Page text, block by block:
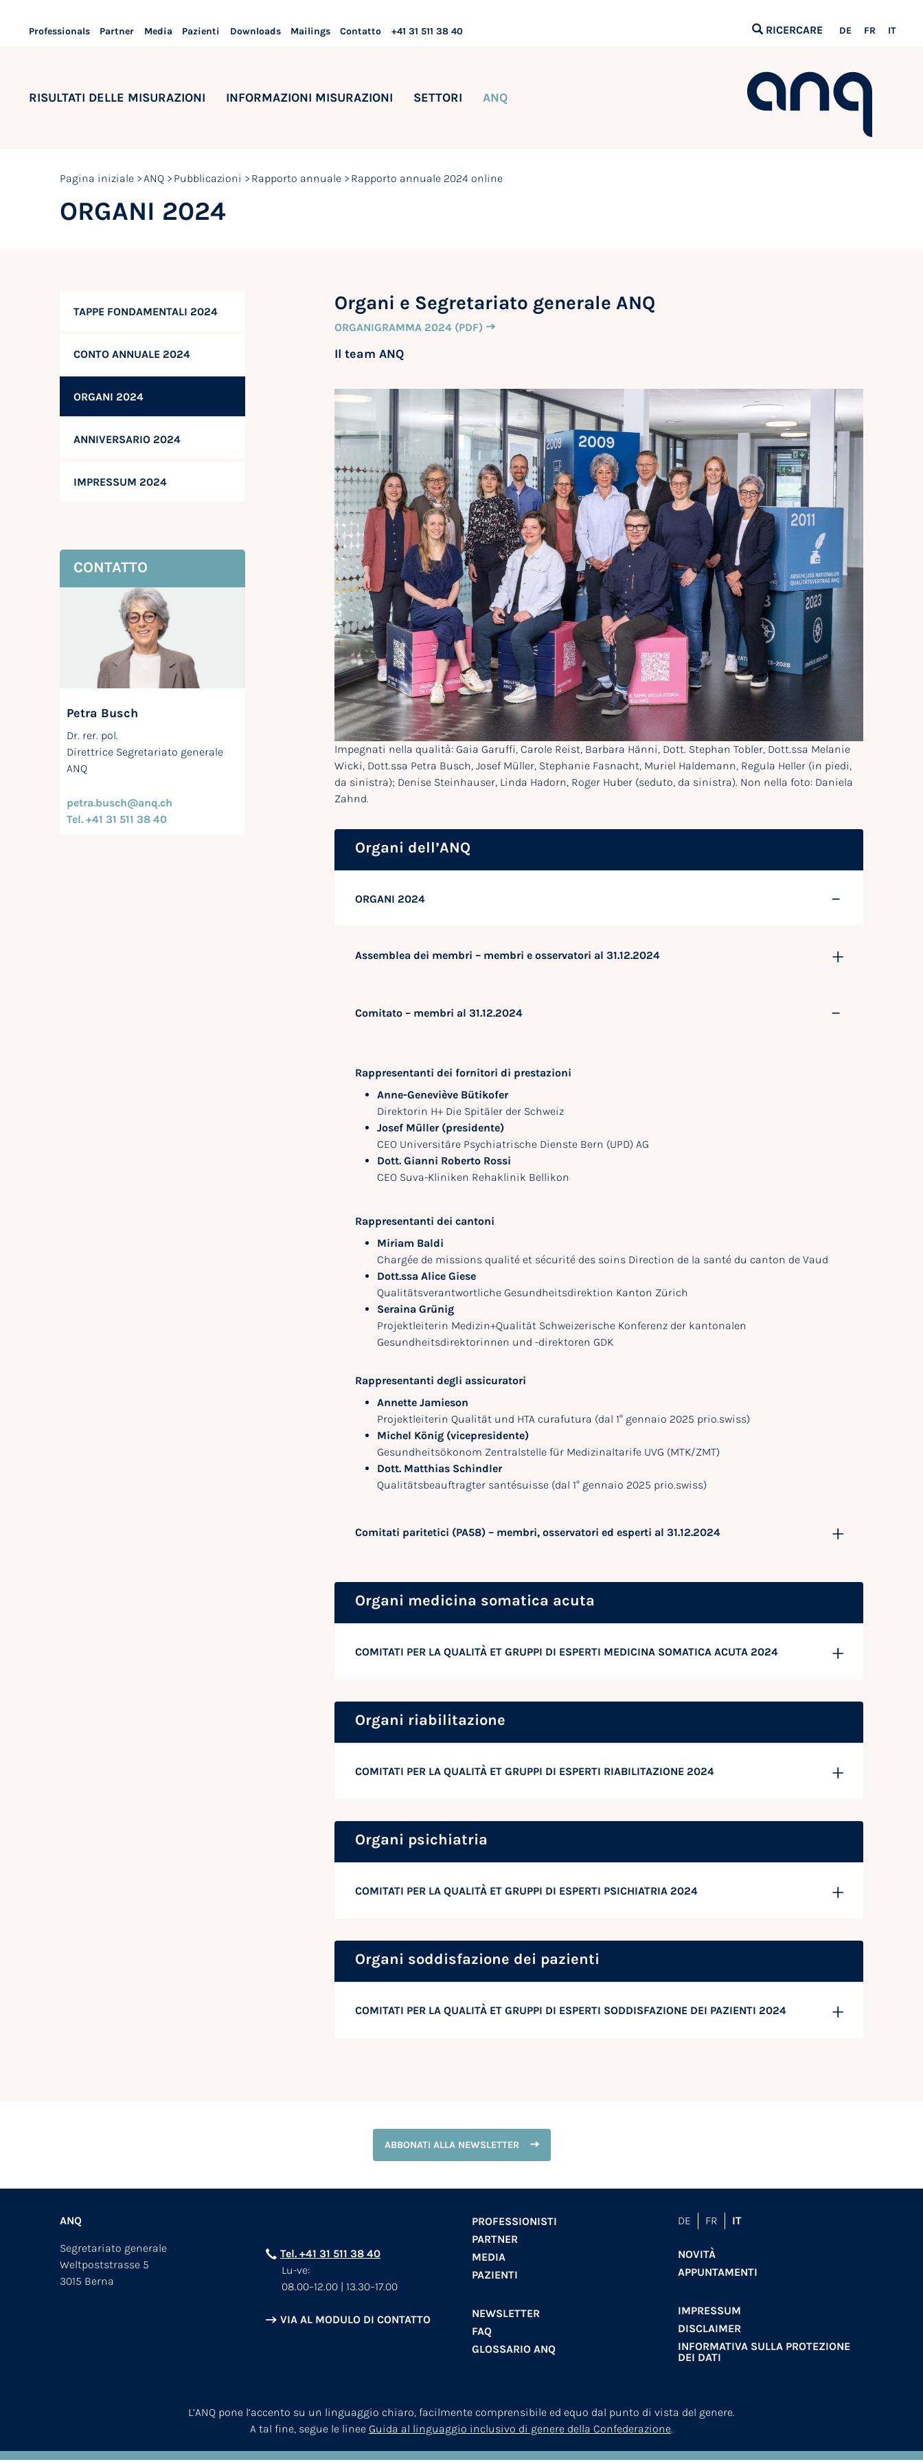
Professionals Partner Media Pazienti Downloads Mailings Contatto +41 31 511 38 40 RICERCARE DE FR IT
RISULTATI DELLE MISURAZIONI INFORMAZIONI MISURAZIONI SETTORI ANQ
Pagina iniziale ANQ Pubblicazioni Rapporto annuale Rapporto annuale 2024 online
ORGANI 2024
TAPPE FONDAMENTALI 2024
CONTO ANNUALE 2024
ORGANI 2024
ANNIVERSARIO 2024
IMPRESSUM 2024
CONTATTO
Petra Busch
Dr. rer. pol.
Direttrice Segretariato generale
ANQ
petra.busch@anq.ch
Tel. +41 31 511 38 40
Organi e Segretariato generale ANQ
ORGANIGRAMMA 2024 (PDF)
Il team ANQ
Impegnati nella qualità: Gaia Garuffi, Carole Reist, Barbara Hänni, Dott. Stephan Tobler, Dott.ssa Melanie
Wicki, Dott.ssa Petra Busch, Josef Müller, Stephanie Fasnacht, Muriel Haldemann, Regula Heller (in piedi,
da sinistra); Denise Steinhauser, Linda Hadorn, Roger Huber (seduto, da sinistra). Non nella foto: Daniela
Zahnd.
Organi dell’ANQ
ORGANI 2024
Assemblea dei membri – membri e osservatori al 31.12.2024
Comitato – membri al 31.12.2024
Rappresentanti dei fornitori di prestazioni
Anne-Geneviève Bütikofer
Direktorin H+ Die Spitäler der Schweiz
Josef Müller (presidente)
CEO Universitäre Psychiatrische Dienste Bern (UPD) AG
Dott. Gianni Roberto Rossi
CEO Suva-Kliniken Rehaklinik Bellikon
Rappresentanti dei cantoni
Miriam Baldi
Chargée de missions qualité et sécurité des soins Direction de la santé du canton de Vaud
Dott.ssa Alice Giese
Qualitätsverantwortliche Gesundheitsdirektion Kanton Zürich
Seraina Grünig
Projektleiterin Medizin+Qualität Schweizerische Konferenz der kantonalen
Gesundheitsdirektorinnen und -direktoren GDK
Rappresentanti degli assicuratori
Annette Jamieson
Projektleiterin Qualität und HTA curafutura (dal 1° gennaio 2025 prio.swiss)
Michel König (vicepresidente)
Gesundheitsökonom Zentralstelle für Medizinaltarife UVG (MTK/ZMT)
Dott. Matthias Schindler
Qualitätsbeauftragter santésuisse (dal 1° gennaio 2025 prio.swiss)
Comitati paritetici (PA58) – membri, osservatori ed esperti al 31.12.2024
Organi medicina somatica acuta
COMITATI PER LA QUALITÀ ET GRUPPI DI ESPERTI MEDICINA SOMATICA ACUTA 2024
Organi riabilitazione
COMITATI PER LA QUALITÀ ET GRUPPI DI ESPERTI RIABILITAZIONE 2024
Organi psichiatria
COMITATI PER LA QUALITÀ ET GRUPPI DI ESPERTI PSICHIATRIA 2024
Organi soddisfazione dei pazienti
COMITATI PER LA QUALITÀ ET GRUPPI DI ESPERTI SODDISFAZIONE DEI PAZIENTI 2024
ABBONATI ALLA NEWSLETTER
ANQ
Segretariato generale
Weltpoststrasse 5
3015 Berna
Tel. +41 31 511 38 40
Lu-ve:
08.00–12.00 | 13.30–17.00
VIA AL MODULO DI CONTATTO
PROFESSIONISTI
PARTNER
MEDIA
PAZIENTI
NEWSLETTER
FAQ
GLOSSARIO ANQ
DE FR IT
NOVITÀ
APPUNTAMENTI
IMPRESSUM
DISCLAIMER
INFORMATIVA SULLA PROTEZIONE
DEI DATI
L’ANQ pone l’accento su un linguaggio chiaro, facilmente comprensibile ed equo dal punto di vista del genere.
A tal fine, segue le linee Guida al linguaggio inclusivo di genere della Confederazione.